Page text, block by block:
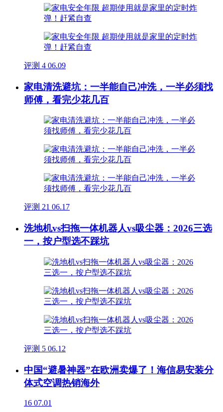
评测 4 06.09
家电清洗避坑：一半能自己冲洗，一半必须找
师傅，看完少花几百
评测 21 06.17
洗地机vs扫拖一体机器人vs吸尘器：2026三选
一，按户型选不踩坑
评测 5 06.12
中国“避暑神器”在欧洲卖爆了！海信易安装分
体式空调热销海外
16 07.01